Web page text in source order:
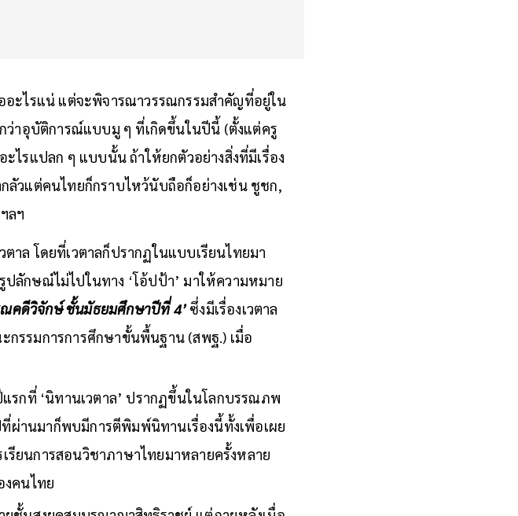
อะไรแน่ แต่จะพิจารณาวรรณกรรมสำคัญที่อยู่ใน
ว่าอุบัติการณ์แบบมู ๆ ที่เกิดขึ้นในปีนี้ (ตั้งแต่ครู
ไรแปลก ๆ แบบนั้น ถ้าให้ยกตัวอย่างสิ่งที่มีเรื่อง
ลัวแต่คนไทยก็กราบไหว้นับถือก็อย่างเช่น ชูชก,
ลฯ
าล โดยที่เวตาลก็ปรากฏในแบบเรียนไทยมา
ลักษณ์ไม่ไปในทาง ‘โอ้ปป้า’ มาให้ความหมาย
ณคดีวิจักษ์ ชั้นมัธยมศึกษาปีที่ 4’ซึ่งมีเรื่องเวตาล
กรรมการการศึกษาขั้นพื้นฐาน (สพฐ.) เมื่อ
กที่ ‘นิทานเวตาล’ ปรากฏขึ้นในโลกบรรณภพ
ผ่านมาก็พบมีการตีพิมพ์นิทานเรื่องนี้ทั้งเพื่อเผย
ยนการสอนวิชาภาษาไทยมาหลายครั้งหลาย
งคนไทย